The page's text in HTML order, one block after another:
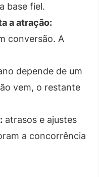
base fiel.
a atração:
conversão. A
depende de um
vem, o restante
atrasos e ajustes
a concorrência